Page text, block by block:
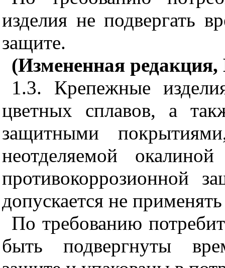
изделия не подвергать
защите.
(Измененная
1.3. Крепежные
цветных сплавов, а
защитными
неотделяемой
противокоррозионной
допускается не
По требованию
быть подвергнуты